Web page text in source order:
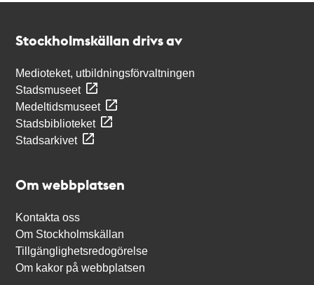
Stockholmskällan drivs av
Medioteket, utbildningsförvaltningen
Stadsmuseet
Medeltidsmuseet
Stadsbiblioteket
Stadsarkivet
Om webbplatsen
Kontakta oss
Om Stockholmskällan
Tillgänglighetsredogörelse
Om kakor på webbplatsen